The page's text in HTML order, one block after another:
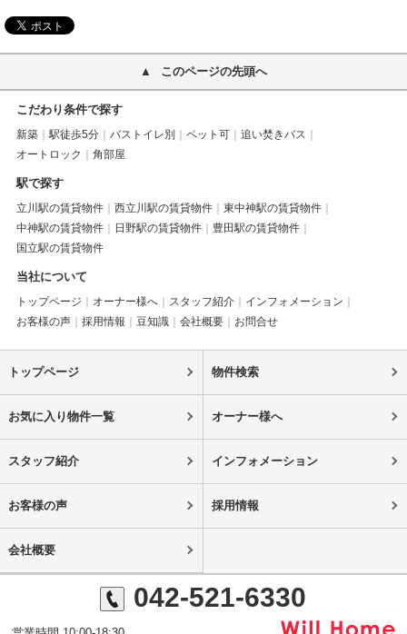
このページの先頭へ
こだわり条件で探す
新築 駅徒歩5分 バストイレ別 ペット可
追い焚きバス
オートロック
角部屋
駅で探す
立川駅の賃貸物件 西立川駅の賃貸物件
東中神駅の賃貸物件
中神駅の賃貸物件
日野駅の賃貸物件
豊田駅の賃貸物件
国立駅の賃貸物件
当社について
トップページ オーナー様へ スタッフ紹介
インフォメーション
お客様の声
採用情報 豆知識 会社概要 お問合せ
トップページ 物件検索
お気に入り物件一覧 オーナー様へ
スタッフ紹介 インフォメーション
お客様の声 採用情報
会社概要
042-521-6330